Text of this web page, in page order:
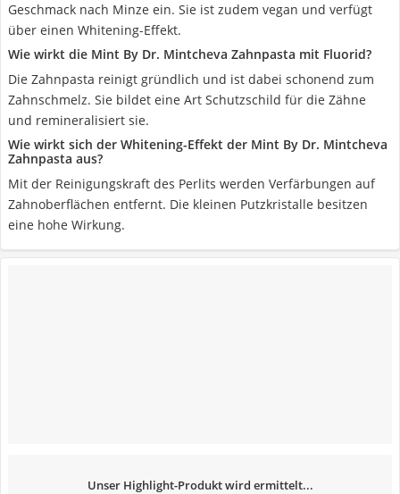
Geschmack nach Minze ein. Sie ist zudem vegan und verfügt
über einen Whitening-Effekt.
Wie wirkt die Mint By Dr. Mintcheva Zahnpasta mit Fluorid?
Die Zahnpasta reinigt gründlich und ist dabei schonend zum
Zahnschmelz. Sie bildet eine Art Schutzschild für die Zähne
und remineralisiert sie.
Wie wirkt sich der Whitening-Effekt der Mint By Dr. Mintcheva
Zahnpasta aus?
Mit der Reinigungskraft des Perlits werden Verfärbungen auf
Zahnoberflächen entfernt. Die kleinen Putzkristalle besitzen
eine hohe Wirkung.
Unser Highlight-Produkt wird ermittelt...